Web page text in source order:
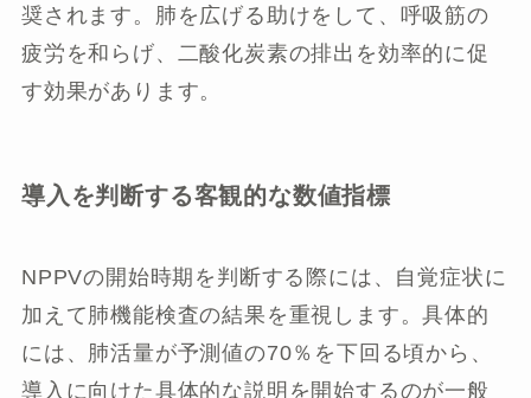
奨されます。肺を広げる助けをして、呼吸筋の
疲労を和らげ、二酸化炭素の排出を効率的に促
す効果があります。
導入を判断する客観的な数値指標
NPPVの開始時期を判断する際には、自覚症状に
加えて肺機能検査の結果を重視します。具体的
には、肺活量が予測値の70％を下回る頃から、
導入に向けた具体的な説明を開始するのが一般